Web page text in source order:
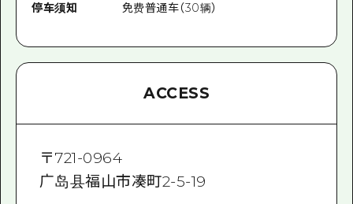
停车须知 免费普通车（30辆）
ACCESS
〒721-0964
广岛县福山市凑町2-5-19